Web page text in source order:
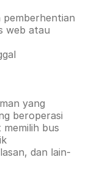
web atau
yang
beroperasi
bus
dan lain-